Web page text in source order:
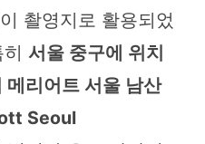
촬영지로 활용되었
서울 중구에 위치
메리어트 서울 남산
Seoul